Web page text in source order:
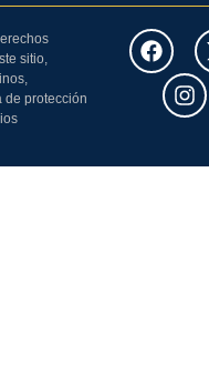
sitio,
de protección